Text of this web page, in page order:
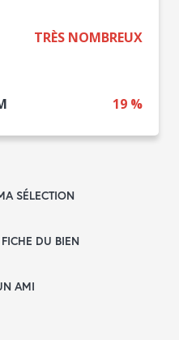
TRÈS NOMBREUX
19 %
SÉLECTION
DU BIEN
AMI